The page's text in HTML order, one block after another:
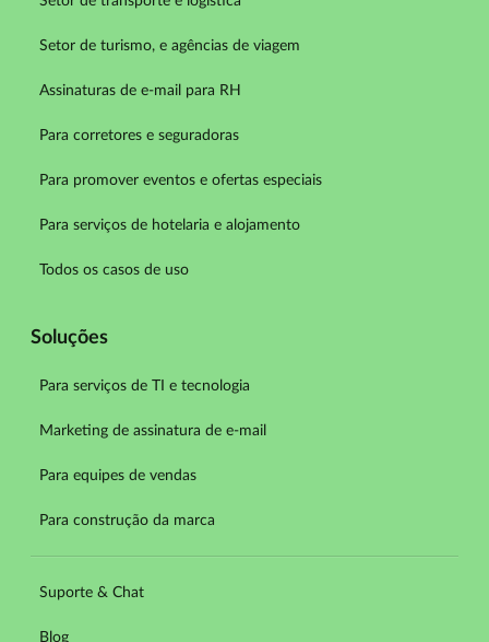
Setor de turismo, e agências de viagem
Assinaturas de e-mail para RH
Para corretores e seguradoras
Para promover eventos e ofertas especiais
Para serviços de hotelaria e alojamento
Todos os casos de uso
Soluções
Para serviços de TI e tecnologia
Marketing de assinatura de e-mail
Para equipes de vendas
Para construção da marca
Suporte & Chat
Blog